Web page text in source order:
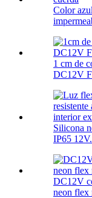
Color
1 cm de
DC12V
Silicona
IP65
DC12V
neon flex